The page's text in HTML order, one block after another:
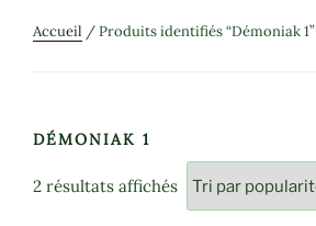
Accueil / Produits identifiés “Démoniak 1”
DÉMONIAK 1
2 résultats affichésTrié
par